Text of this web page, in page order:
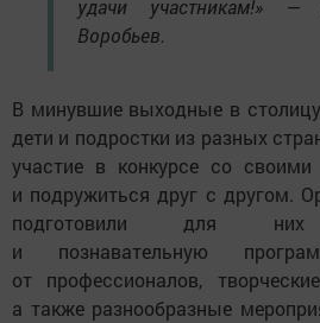
удачи участникам!» —
Воробьев.
В минувшие выходные в столицу
дети и подростки из разных
участие в конкурсе со
и подружиться друг с другом.
подготовили для них
и познавательную
от профессионалов,
а также разнообразные